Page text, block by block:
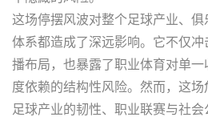
这场停摆风波对整个足球产业、
体系都造成了深远影响。它不仅
播布局，也暴露了职业体育对单
度依赖的结构性风险。然而，这
足球产业的韧性、职业联赛与社